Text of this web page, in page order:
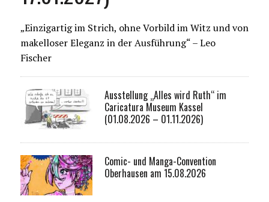
„Einzigartig im Strich, ohne Vorbild im Witz und von
makelloser Eleganz in der Ausführung“ – Leo
Fischer
Ausstellung „Alles wird Ruth“ im
Caricatura Museum Kassel
(01.08.2026 – 01.11.2026)
Comic- und Manga-Convention
Oberhausen am 15.08.2026